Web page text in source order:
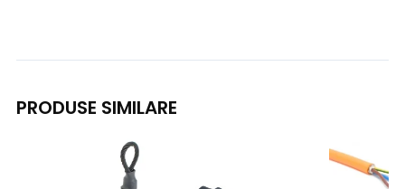
PRODUSE SIMILARE